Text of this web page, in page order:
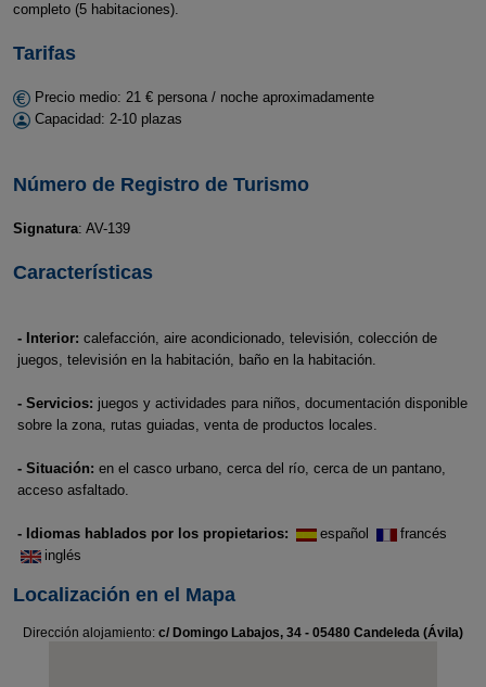
completo (5 habitaciones).
Tarifas
Precio medio: 21 € persona / noche aproximadamente
Capacidad: 2-10 plazas
Número de Registro de Turismo
Signatura: AV-139
Características
- Interior: calefacción, aire acondicionado, televisión, colección de
juegos, televisión en la habitación, baño en la habitación.
- Servicios: juegos y actividades para niños, documentación disponible
sobre la zona, rutas guiadas, venta de productos locales.
- Situación: en el casco urbano, cerca del río, cerca de un pantano,
acceso asfaltado.
- Idiomas hablados por los propietarios: español
francés
inglés
Localización en el Mapa
Dirección alojamiento: c/ Domingo Labajos, 34 - 05480 Candeleda (Ávila)